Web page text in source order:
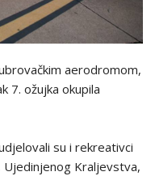
aerodromom,
7. ožujka okupila
su i rekreativci
Kraljevstva,